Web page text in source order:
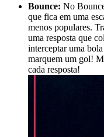
Bounce: No
que fica em uma
menos populares.
uma resposta que
interceptar uma
marquem um gol!
cada resposta!